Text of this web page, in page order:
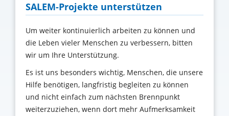
SALEM-Projekte unterstützen
Um weiter kontinuierlich arbeiten zu können und
die Leben vieler Menschen zu verbessern, bitten
wir um Ihre Unterstützung.
Es ist uns besonders wichtig, Menschen, die unsere
Hilfe benötigen, langfristig begleiten zu können
und nicht einfach zum nächsten Brennpunkt
weiterzuziehen, wenn dort mehr Aufmerksamkeit